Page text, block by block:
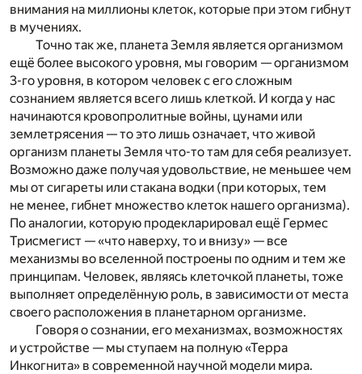
внимания на миллионы клеток, которые при этом гибнут
в мучениях.
Точно так же, планета Земля является организмом
ещё более высокого уровня, мы говорим — организмом
3-го уровня, в котором человек с его сложным
сознанием является всего лишь клеткой. И когда у нас
начинаются кровопролитные войны, цунами или
землетрясения — то это лишь означает, что живой
организм планеты Земля что-то там для себя реализует.
Возможно даже получая удовольствие, не меньшее чем
мы от сигареты или стакана водки (при которых, тем
не менее, гибнет множество клеток нашего организма).
По аналогии, которую продекларировал ещё Гермес
Трисмегист — «что наверху, то и внизу» — все
механизмы во вселенной построены по одним и тем же
принципам. Человек, являясь клеточкой планеты, тоже
выполняет определённую роль, в зависимости от места
своего расположения в планетарном организме.
Говоря о сознании, его механизмах, возможностях
и устройстве — мы ступаем на полную «Терра
Инкогнита» в современной научной модели мира.